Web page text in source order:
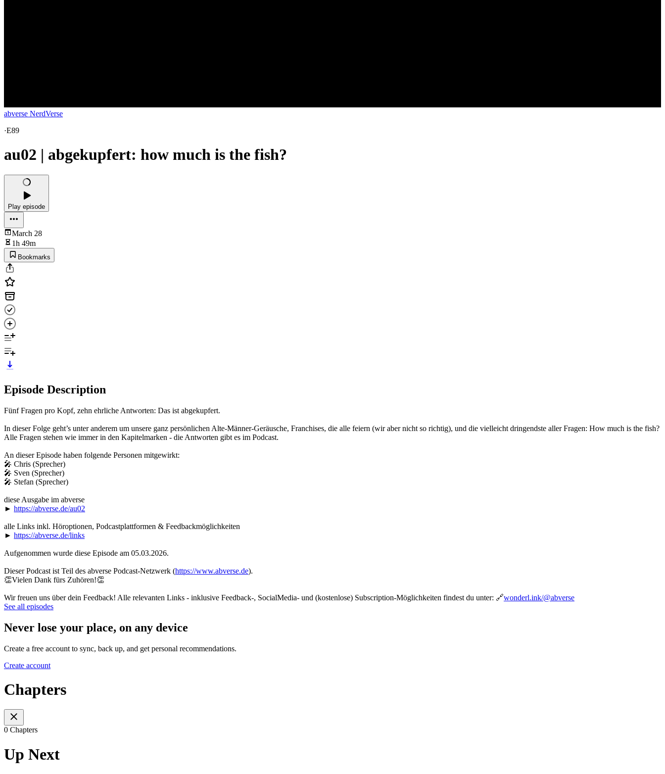
abverse NerdVerse
·E89
au02 | abgekupfert: how much is the fish?
Play episode
March 28
1h 49m
Bookmarks
Episode Description
Fünf Fragen pro Kopf, zehn ehrliche Antworten: Das ist abgekupfert.
In dieser Folge geht’s unter anderem um unsere ganz persönlichen Alte-Männer-Geräusche, Franchises, die alle feiern (wir aber nicht so richtig), und die vielleicht dringendste aller Fragen: How much is the fish?
Alle Fragen stehen wie immer in den Kapitelmarken - die Antworten gibt es im Podcast.
An dieser Episode haben folgende Personen mitgewirkt:
🎤 Chris (Sprecher)
🎤 Sven (Sprecher)
🎤 Stefan (Sprecher)
diese Ausgabe im abverse
► https://abverse.de/au02
alle Links inkl. Höroptionen, Podcastplattformen & Feedbackmöglichkeiten
► https://abverse.de/links
Aufgenommen wurde diese Episode am 05.03.2026.
Dieser Podcast ist Teil des abverse Podcast-Netzwerk (https://www.abverse.de).
👏Vielen Dank fürs Zuhören!👏
Wir freuen uns über dein Feedback! Alle relevanten Links - inklusive Feedback-, SocialMedia- und (kostenlose) Subscription-Möglichkeiten findest du unter: 🔗wonderl.ink/@abverse
See all episodes
Never lose your place, on any device
Create a free account to sync, back up, and get personal recommendations.
Create account
Chapters
0 Chapters
Up Next